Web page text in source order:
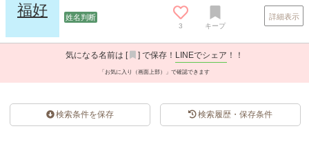
福好 姓名判断
3 キープ
詳細表示
気になる名前は [ ] で保存！ LINEでシェア ！！
「お気に入り（画面上部）」で確認できます
検索条件を保存 検索履歴・保存条件